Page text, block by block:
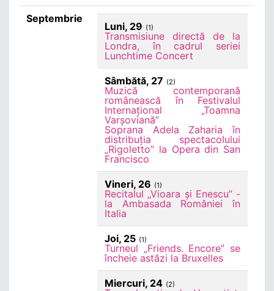
Septembrie
Luni, 29 (1)
Transmisiune directă de la
Londra, în cadrul seriei
Lunchtime Concert
Sâmbătă, 27 (2)
Muzică contemporană
românească în Festivalul
Internațional „Toamna
Varșoviană”
Soprana Adela Zaharia în
distribuția spectacolului
„Rigoletto” la Opera din San
Francisco
Vineri, 26 (1)
Recitalul „Vioara și Enescu” -
la Ambasada României în
Italia
Joi, 25 (1)
Turneul „Friends. Encore” se
încheie astăzi la Bruxelles
Miercuri, 24 (2)